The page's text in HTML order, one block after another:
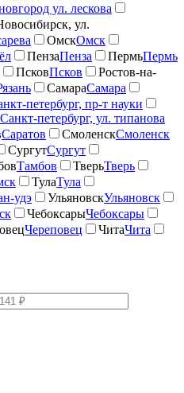
ул. лескова
ул.
ОмскОмск
ПензаПенза ПермьПермь
ПсковПсков
Ростов-на-
СамараСамара
петербург, пр-т науки
Санкт-петербург, ул. типанова
Саратов СмоленскСмоленск
СургутСургут
Тамбов ТверьТверь
ТулаТула
удэ УльяновскУльяновск
ЧебоксарыЧебоксары
Череповец ЧитаЧита